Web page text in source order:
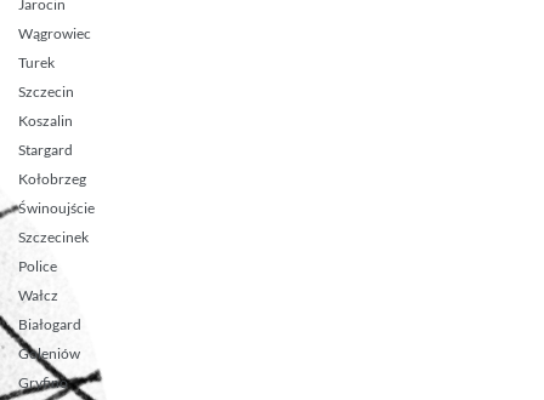
Jarocin
Wągrowiec
Turek
Szczecin
Koszalin
Stargard
Kołobrzeg
Świnoujście
Szczecinek
Police
Wałcz
Białogard
Goleniów
Gryfino